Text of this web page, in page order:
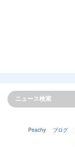
Peachy ブログ